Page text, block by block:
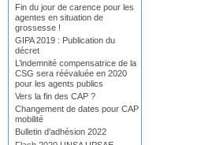
Fin du jour de carence pour les
agentes en situation de
grossesse !
GIPA 2019 : Publication du
décret
L’indemnité compensatrice de la
CSG sera réévaluée en 2020
pour les agents publics
Vers la fin des CAP ?
Changement de dates pour CAP
mobilité
Bulletin d’adhésion 2022